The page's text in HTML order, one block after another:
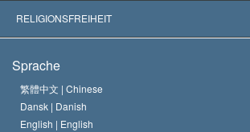
Wegweisende Entscheidungen
Die weltweit führenden Experten
L. Ron Hubbard
Das Glaubensbekenntnis der Scientology Kirche
Der Kodex eines Scientologen
RELIGIONSFREIHEIT
Internationale Menschenrechtsnormen
Eine öffentliche Erklärung über Religion
Sprache
繁體中文 | Chinese
Dansk | Danish
English | English